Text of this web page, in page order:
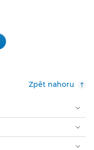
Zpět nahoru